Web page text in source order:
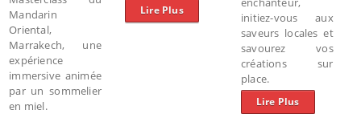
Mandarin
Oriental,
Marrakech, une
expérience
immersive animée
par un sommelier
en miel.
Lire Plus
initiez-vous aux
saveurs locales et
savourez vos
créations sur
place.
Lire Plus